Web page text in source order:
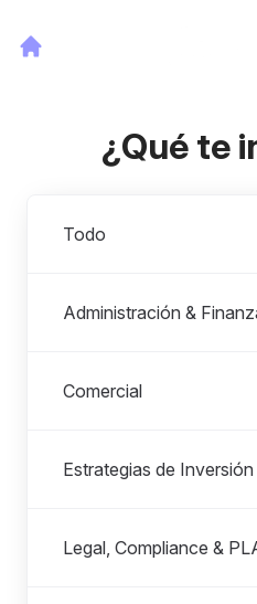
¿Qué te
Todo
Administración &
Comercial
Estrategias de Inversión
Legal, Compliance &